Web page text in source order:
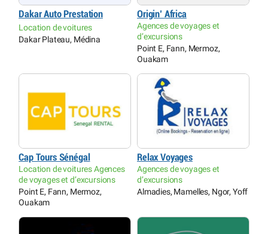
Dakar Auto Prestation
Location de voitures
Dakar Plateau, Médina
Origin’ Africa
Agences de voyages et
d’excursions
Point E, Fann, Mermoz,
Ouakam
Cap Tours Sénégal
Location de voitures Agences
de voyages et d’excursions
Point E, Fann, Mermoz,
Ouakam
Relax Voyages
Agences de voyages et
d’excursions
Almadies, Mamelles, Ngor, Yoff